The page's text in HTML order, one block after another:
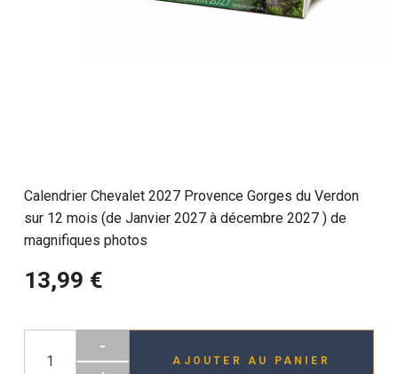
Calendrier Chevalet 2027 Provence Gorges du Verdon
sur 12 mois (de Janvier 2027 à décembre 2027 ) de
magnifiques photos
13,99 €
-
AJOUTER AU PANIER